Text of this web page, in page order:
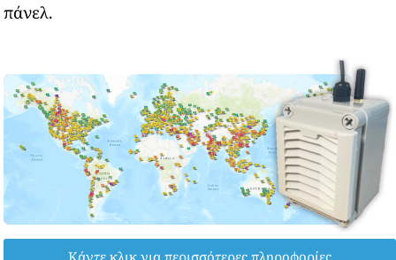
πάνελ.